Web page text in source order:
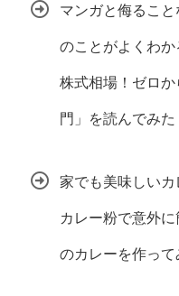
マンガと侮るこ
のことがよくわ
株式相場！ゼロ
門」を読んでみた
家でも美味しいカ
カレー粉で意外
のカレーを作って